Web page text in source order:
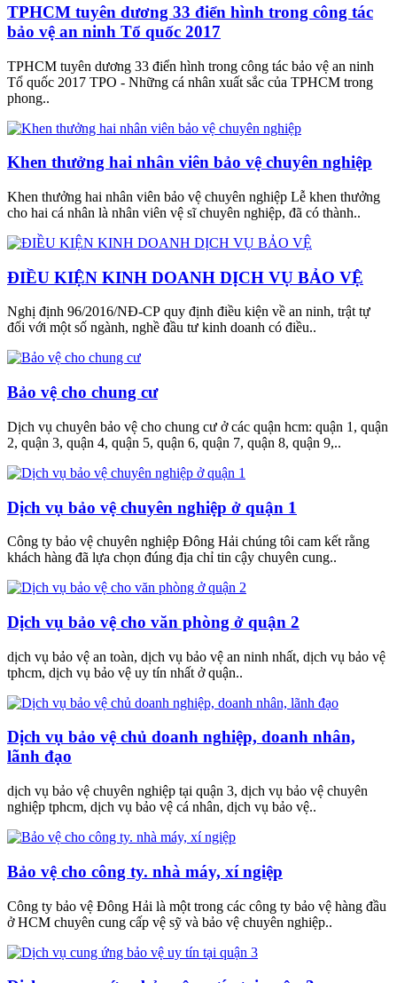
TPHCM tuyên dương 33 điển hình trong công tác
bảo vệ an ninh Tổ quốc 2017
TPHCM tuyên dương 33 điển hình trong công tác bảo vệ an ninh
Tổ quốc 2017 TPO - Những cá nhân xuất sắc của TPHCM trong
phong..
Khen thưởng hai nhân viên bảo vệ chuyên nghiệp
Khen thưởng hai nhân viên bảo vệ chuyên nghiệp Lễ khen thưởng
cho hai cá nhân là nhân viên vệ sĩ chuyên nghiệp, đã có thành..
ĐIỀU KIỆN KINH DOANH DỊCH VỤ BẢO VỆ
Nghị định 96/2016/NĐ-CP quy định điều kiện về an ninh, trật tự
đối với một số ngành, nghề đầu tư kinh doanh có điều..
Bảo vệ cho chung cư
Dịch vụ chuyên bảo vệ cho chung cư ở các quận hcm: quận 1, quận
2, quận 3, quận 4, quận 5, quận 6, quận 7, quận 8, quận 9,..
Dịch vụ bảo vệ chuyên nghiệp ở quận 1
Công ty bảo vệ chuyên nghiệp Đông Hải chúng tôi cam kết rằng
khách hàng đã lựa chọn đúng địa chỉ tin cậy chuyên cung..
Dịch vụ bảo vệ cho văn phòng ở quận 2
dịch vụ bảo vệ an toàn, dịch vụ bảo vệ an ninh nhất, dịch vụ bảo vệ
tphcm, dịch vụ bảo vệ uy tín nhất ở quận..
Dịch vụ bảo vệ chủ doanh nghiệp, doanh nhân,
lãnh đạo
dịch vụ bảo vệ chuyên nghiệp tại quận 3, dịch vụ bảo vệ chuyên
nghiệp tphcm, dịch vụ bảo vệ cá nhân, dịch vụ bảo vệ..
Bảo vệ cho công ty. nhà máy, xí ngiệp
Công ty bảo vệ Đông Hải là một trong các công ty bảo vệ hàng đầu
ở HCM chuyên cung cấp vệ sỹ và bảo vệ chuyên nghiệp..